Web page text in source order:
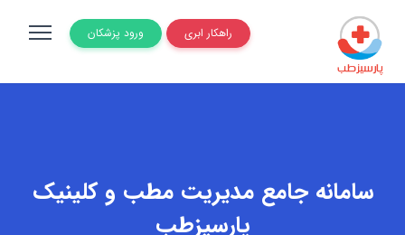
راهکار ابری ورود پزشکان
سامانه جامع مدیریت مطب و کلینیک
پارسیزطب